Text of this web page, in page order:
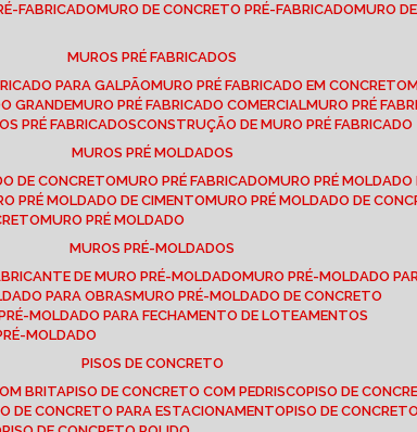
FABRICADO MURO DE CONCRETO PRÉ-FABRICADO
MURO
MUROS PRÉ FABRICADOS
PARA GALPÃO MURO PRÉ FABRICADO EM CONCRETO
GRANDE MURO PRÉ FABRICADO COMERCIAL
MURO PRÉ
PRÉ FABRICADOS CONSTRUÇÃO DE MURO PRÉ FABRICADO
MUROS PRÉ MOLDADOS
DE CONCRETO MURO PRÉ FABRICADO MURO PRÉ
PRÉ MOLDADO DE CIMENTO
MURO PRÉ MOLDADO DE
MURO PRÉ MOLDADO
MUROS PRÉ-MOLDADOS
DE MURO PRÉ-MOLDADO
MURO PRÉ-MOLDADO
PARA OBRAS
MURO PRÉ-MOLDADO DE CONCRETO
PRÉ-MOLDADO PARA FECHAMENTO DE LOTEAMENTOS
MOLDADO
PISOS DE CONCRETO
BRITA PISO DE CONCRETO COM PEDRISCO PISO DE
DE CONCRETO PARA ESTACIONAMENTO PISO DE